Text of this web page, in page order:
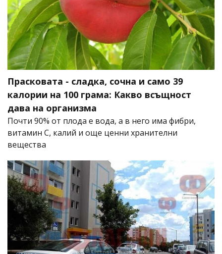
Прасковата - сладка, сочна и само 39
калории на 100 грама: Какво всъщност
дава на организма
Почти 90% от плода е вода, а в него има фибри,
витамин C, калий и още ценни хранителни
вещества